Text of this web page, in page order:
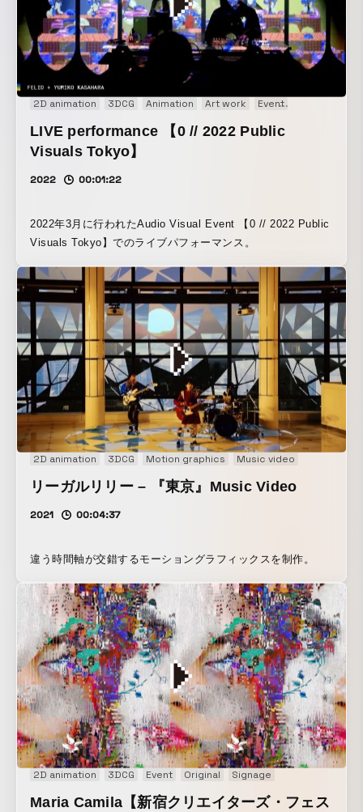
2D animation 3DCG Animation Art work Event
LIVE performance 【0 // 2022 Public
Visuals Tokyo】
2022 00:01:22
2022年3月に行われたAudio Visual Event 【0 // 2022 Public
Visuals Tokyo】でのライブパフォーマンス。
2D animation 3DCG Motion graphics Music video
リーガルリリー – 『東京』Music Video
2021 00:04:37
違う時間軸が交錯するモーショングラフィックスを制作。
2D animation 3DCG Event Original Signage
Maria Camila【新宿クリエイターズ・フェス